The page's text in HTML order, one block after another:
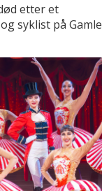
etter et
syklist på Gamle